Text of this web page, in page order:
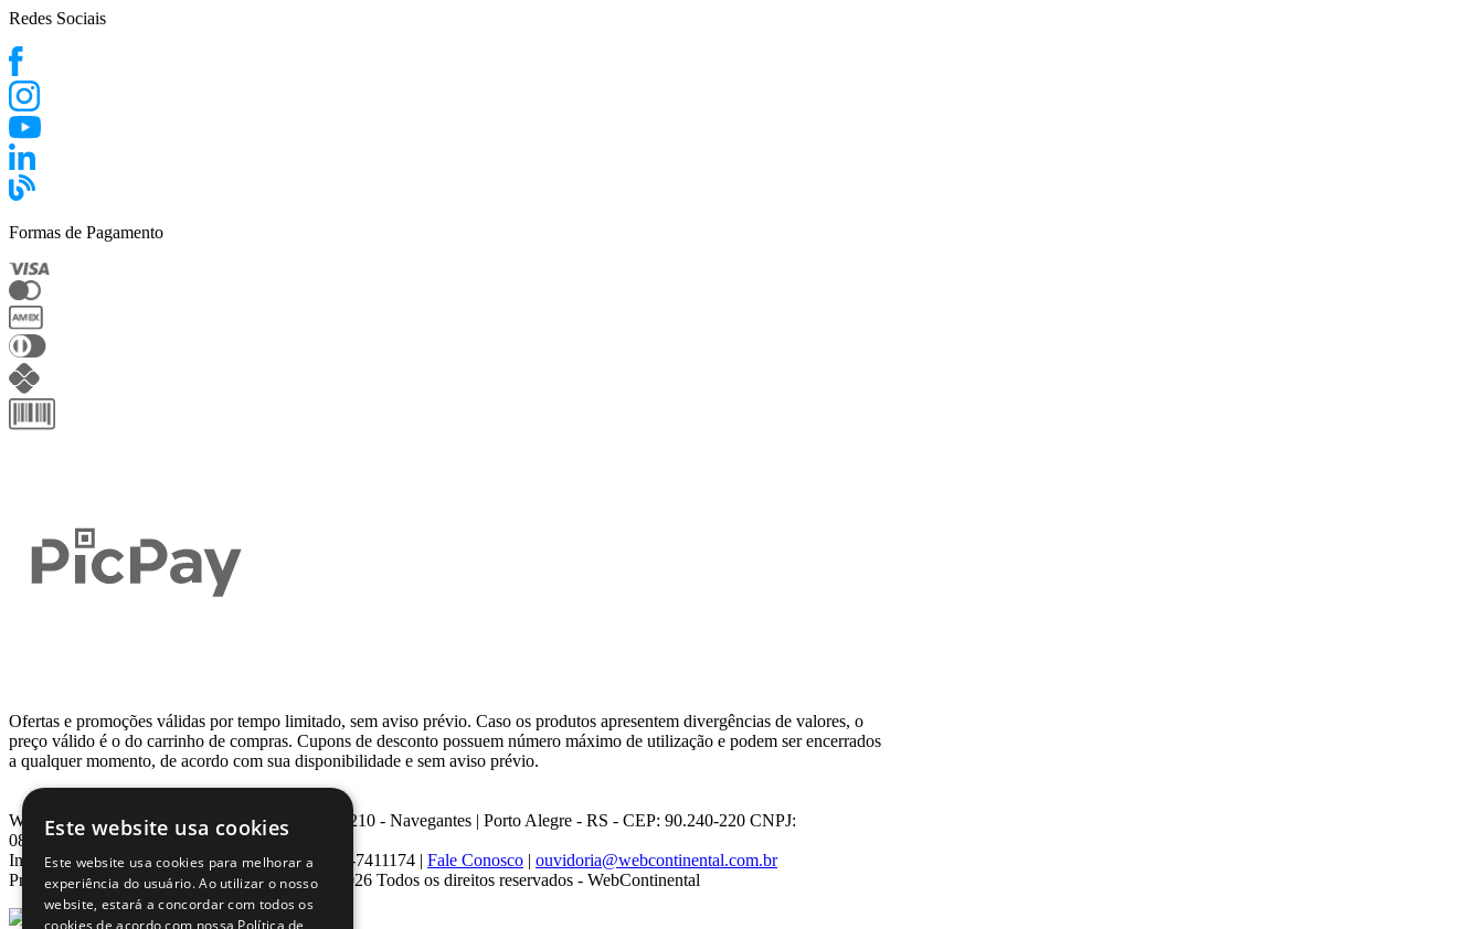
Redes Sociais
Formas de Pagamento
Ofertas e promoções válidas por tempo limitado, sem aviso prévio. Caso os produtos apresentem divergências de valores, o
preço válido é o do carrinho de compras. Cupons de desconto possuem número máximo de utilização e podem ser encerrados
a qualquer momento, de acordo com sua disponibilidade e sem aviso prévio.
Webcontinental LTDA | Travessa Venezuela, Nº 210 - Navegantes | Porto Alegre - RS - CEP: 90.240-220 CNPJ:
08.584.116/0001-27
Inscrição Estadual: 0963171399 | Telefone: 0800-7411174 | Fale Conosco | ouvidoria@webcontinental.com.br
Proibida reprodução total ou parcial | © 2007 - 2026 Todos os direitos reservados - WebContinental
Este website usa cookies
Este website usa cookies para melhorar a
experiência do usuário. Ao utilizar o nosso
website, estará a concordar com todos os
cookies de acordo com nossa Política de